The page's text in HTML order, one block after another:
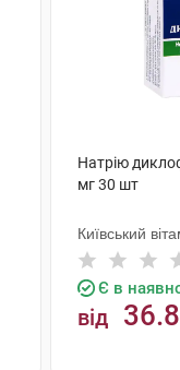
Натрію
мг 30 шт
Київський
Є в
від